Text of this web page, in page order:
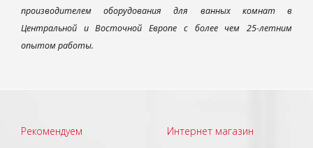
производителем оборудования для ванных комнат в
Центральной и Восточной Европе с более чем 25-летним
опытом работы.
Рекомендуем Интернет магазин